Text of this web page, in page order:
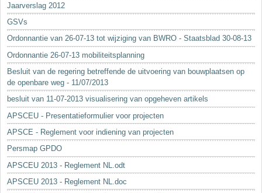
Jaarverslag 2012
GSVs
Ordonnantie van 26-07-13 tot wijziging van BWRO - Staatsblad 30-08-13
Ordonnantie 26-07-13 mobiliteitsplanning
Besluit van de regering betreffende de uitvoering van bouwplaatsen op
de openbare weg - 11/07/2013
besluit van 11-07-2013 visualisering van opgeheven artikels
APSCEU - Presentatieformulier voor projecten
APSCE - Reglement voor indiening van projecten
Persmap GPDO
APSCEU 2013 - Reglement NL.odt
APSCEU 2013 - Reglement NL.doc